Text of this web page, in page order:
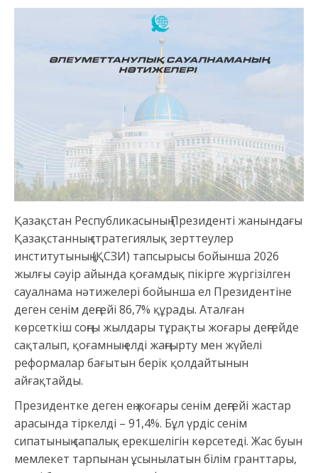
Қазақстан Республикасының Президенті жанындағы
Қазақстанның стратегиялық зерттеулер
институтының (ҚСЗИ) тапсырысы бойынша 2026
жылғы сәуір айында қоғамдық пікірге жүргізілген
сауалнама нәтижелері бойынша ел Президентіне
деген сенім деңгейі 86,7% құрады. Аталған
көрсеткіш соңғы жылдары тұрақты жоғары деңгейде
сақталып, қоғамның елді жаңғырту мен жүйелі
реформалар бағытын берік қолдайтынын
айғақтайды.
Президентке деген ең жоғары сенім деңгейі жастар
арасында тіркелді – 91,4%. Бұл үрдіс сенім
сипатының сапалық ерекшелігін көрсетеді. Жас буын
мемлекет тарпынан ұсынылатын білім гранттары,